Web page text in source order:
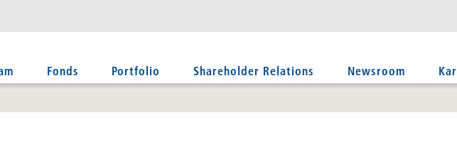
Fonds Portfolio Shareholder Relations Newsroom